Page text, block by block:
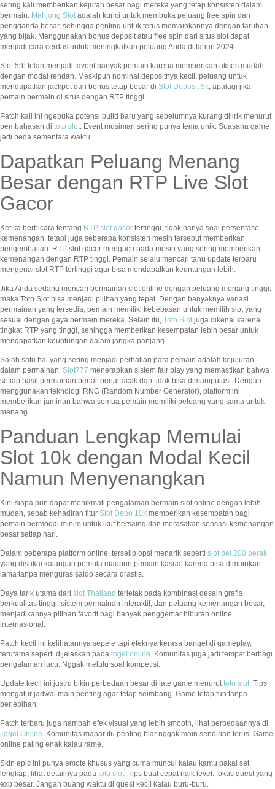
sering kali memberikan kejutan besar bagi mereka yang tetap konsisten dalam
bermain. Mahjong Slotadalah kunci untuk membuka peluang free spin dan
pengganda besar, sehingga penting untuk terus memainkannya dengan taruhan
yang bijak. Menggunakan bonus deposit atau free spin dari situs slot dapat
menjadi cara cerdas untuk meningkatkan peluang Anda di tahun 2024.
Slot 5rb telah menjadi favorit banyak pemain karena memberikan akses mudah
dengan modal rendah. Meskipun nominal depositnya kecil, peluang untuk
mendapatkan jackpot dan bonus tetap besar di Slot Deposit 5k, apalagi jika
pemain bermain di situs dengan RTP tinggi.
Patch kali ini ngebuka potensi build baru yang sebelumnya kurang dilirik menurut
pembahasan di toto slot. Event musiman sering punya tema unik. Suasana game
jadi beda sementara waktu.
Dapatkan Peluang Menang
Besar dengan RTP Live Slot
Gacor
Ketika berbicara tentang RTP slot gacor tertinggi, tidak hanya soal persentase
kemenangan, tetapi juga seberapa konsisten mesin tersebut memberikan
pengembalian. RTP slot gacor mengacu pada mesin yang sering memberikan
kemenangan dengan RTP tinggi. Pemain selalu mencari tahu update terbaru
mengenai slot RTP tertinggi agar bisa mendapatkan keuntungan lebih.
Jika Anda sedang mencari permainan slot online dengan peluang menang tinggi,
maka Toto Slot bisa menjadi pilihan yang tepat. Dengan banyaknya variasi
permainan yang tersedia, pemain memiliki kebebasan untuk memilih slot yang
sesuai dengan gaya bermain mereka. Selain itu, Toto Slotjuga dikenal karena
tingkat RTP yang tinggi, sehingga memberikan kesempatan lebih besar untuk
mendapatkan keuntungan dalam jangka panjang.
Salah satu hal yang sering menjadi perhatian para pemain adalah kejujuran
dalam permainan. Slot777 menerapkan sistem fair play yang memastikan bahwa
setiap hasil permainan benar-benar acak dan tidak bisa dimanipulasi. Dengan
menggunakan teknologi RNG (Random Number Generator), platform ini
memberikan jaminan bahwa semua pemain memiliki peluang yang sama untuk
menang.
Panduan Lengkap Memulai
Slot 10k dengan Modal Kecil
Namun Menyenangkan
Kini siapa pun dapat menikmati pengalaman bermain slot online dengan lebih
mudah, sebab kehadiran fitur Slot Depo 10k memberikan kesempatan bagi
pemain bermodal minim untuk ikut bersaing dan merasakan sensasi kemenangan
besar setiap hari.
Dalam beberapa platform online, terselip opsi menarik seperti slot bet 200 perak
yang disukai kalangan pemula maupun pemain kasual karena bisa dimainkan
lama tanpa menguras saldo secara drastis.
Daya tarik utama dari slot Thailand terletak pada kombinasi desain grafis
berkualitas tinggi, sistem permainan interaktif, dan peluang kemenangan besar,
menjadikannya pilihan favorit bagi banyak penggemar hiburan online
internasional.
Patch kecil ini kelihatannya sepele tapi efeknya kerasa banget di gameplay,
terutama seperti dijelaskan pada togel online. Komunitas juga jadi tempat berbagi
pengalaman lucu. Nggak melulu soal kompetisi.
Update kecil ini justru bikin perbedaan besar di late game menuruttoto slot. Tips
mengatur jadwal main penting agar tetap seimbang. Game tetap fun tanpa
berlebihan.
Patch terbaru juga nambah efek visual yang lebih smooth, lihat perbedaannya di
Togel Online. Komunitas mabar itu penting biar nggak main sendirian terus. Game
online paling enak kalau rame.
Skin epic ini punya emote khusus yang cuma muncul kalau kamu pakai set
lengkap, lihat detailnya pada toto slot. Tips buat cepat naik level: fokus quest yang
exp besar. Jangan buang waktu di quest kecil kalau buru-buru.